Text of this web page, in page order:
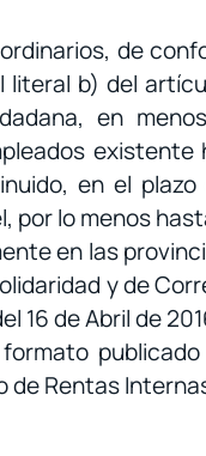
de
b) del
en
en el
por lo menos
en las
y de
16 de Abril de
Rentas